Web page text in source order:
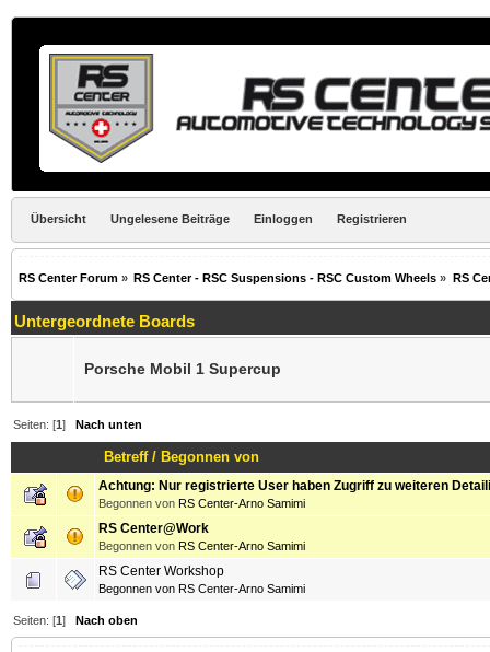
Übersicht Ungelesene Beiträge Einloggen Registrieren
RS Center Forum » RS Center - RSC Suspensions - RSC Custom Wheels » RS
Untergeordnete Boards
Porsche Mobil 1 Supercup
Seiten: [1]Nach unten
Betreff/ Begonnen von
Achtung: Nur registrierte User haben Zugriff zu weiteren
Begonnen von RS Center-Arno Samimi
RS Center@Work
Begonnen von RS Center-Arno Samimi
RS Center Workshop
Begonnen von RS Center-Arno Samimi
Seiten: [1]Nach oben